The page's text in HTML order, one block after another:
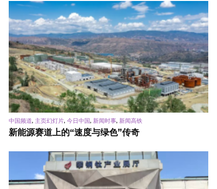
中国频道, 主页幻灯片, 今日中国, 新闻时事, 新闻高铁
新能源赛道上的“速度与绿色”传奇